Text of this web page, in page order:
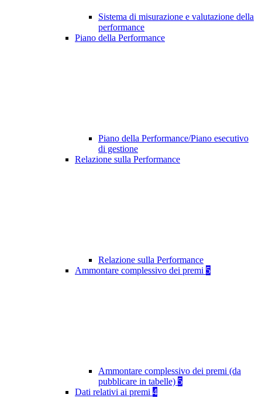
Sistema di misurazione e valutazione della
performance
Piano della Performance
Piano della Performance/Piano esecutivo
di gestione
Relazione sulla Performance
Relazione sulla Performance
Ammontare complessivo dei premi 5
Ammontare complessivo dei premi (da
pubblicare in tabelle) 5
Dati relativi ai premi 4